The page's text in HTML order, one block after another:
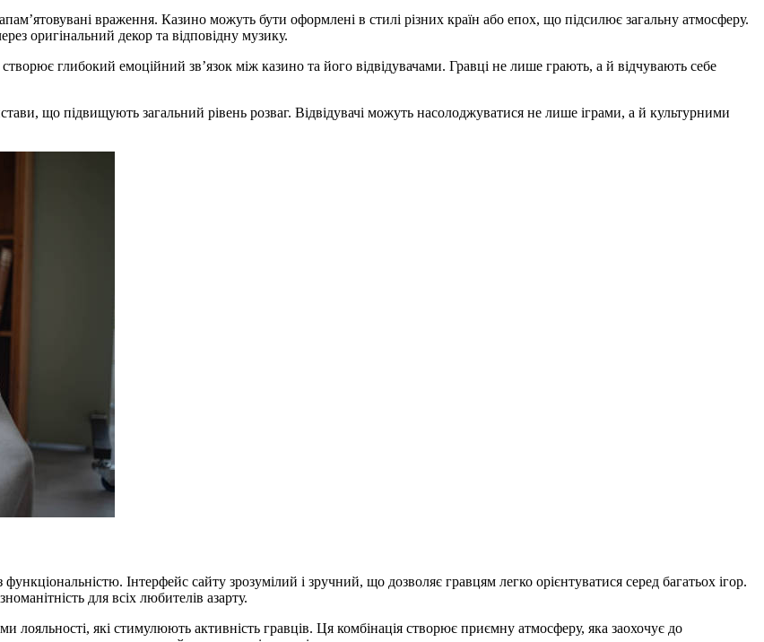
враження. Казино можуть бути оформлені в стилі різних країн або епох, що підсилює загальну атмосферу.
оригінальний декор та відповідну музику.
глибокий емоційний зв’язок між казино та його відвідувачами. Гравці не лише грають, а й відчувають себе
що підвищують загальний рівень розваг. Відвідувачі можуть насолоджуватися не лише іграми, а й культурними
Інтерфейс сайту зрозумілий і зручний, що дозволяє гравцям легко орієнтуватися серед багатьох ігор.
для всіх любителів азарту.
які стимулюють активність гравців. Ця комбінація створює приємну атмосферу, яка заохочує до